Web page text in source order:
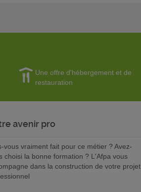
Une offre d'hébergement et de
restauration
avenir pro
vous vraiment fait pour ce métier ? Avez-
choisi la bonne formation ? L'Afpa vous
dans la construction de votre projet